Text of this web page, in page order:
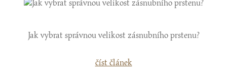
Jak vybrat správnou velikost zásnubního prstenu?
číst článek